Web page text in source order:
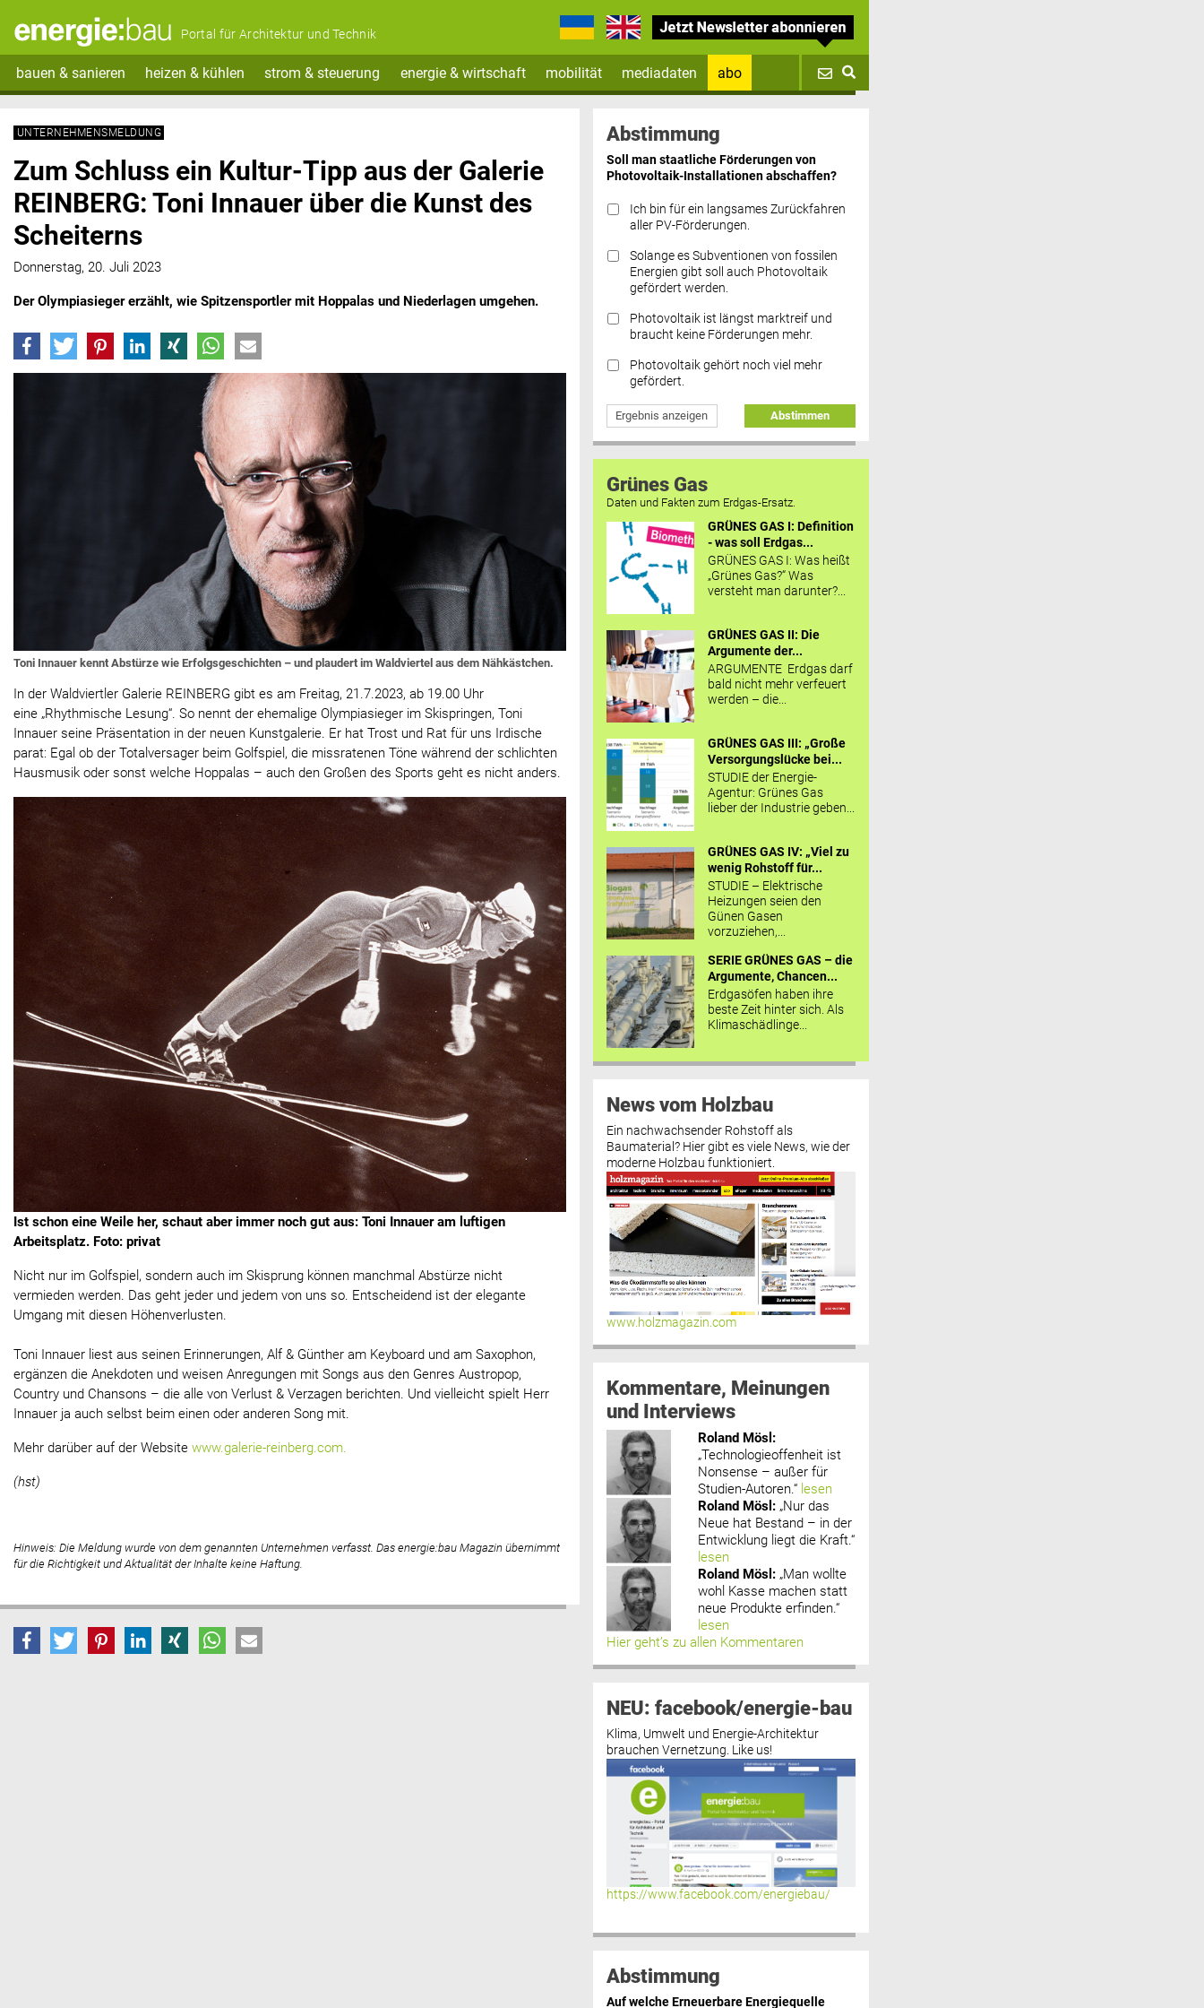
Portal für Architektur und Technik
bauen & sanieren heizen & kühlen strom & steuerung energie & wirtschaft mobilität mediadaten
abo
Datenschutz FAQs
UNTERNEHMENSMELDUNG
Zum Schluss ein Kultur-Tipp aus der Galerie
REINBERG: Toni Innauer über die Kunst des
Scheiterns
Donnerstag, 20. Juli 2023
Der Olympiasieger erzählt, wie Spitzensportler mit Hoppalas und Niederlagen umgehen.
Toni Innauer kennt Abstürze wie Erfolgsgeschichten – und plaudert im Waldviertel aus dem Nähkästchen.
In der Waldviertler Galerie REINBERG gibt es am Freitag, 21.7.2023, ab 19.00 Uhr
eine „Rhythmische Lesung“. So nennt der ehemalige Olympiasieger im Skispringen, Toni
Innauer seine Präsentation in der neuen Kunstgalerie. Er hat Trost und Rat für uns Irdische
parat: Egal ob der Totalversager beim Golfspiel, die missratenen Töne während der schlichten
Hausmusik oder sonst welche Hoppalas – auch den Großen des Sports geht es nicht anders.
Ist schon eine Weile her, schaut aber immer noch gut aus: Toni Innauer am luftigen
Arbeitsplatz. Foto: privat
Nicht nur im Golfspiel, sondern auch im Skisprung können manchmal Abstürze nicht
vermieden werden. Das geht jeder und jedem von uns so. Entscheidend ist der elegante
Umgang mit diesen Höhenverlusten.
Toni Innauer liest aus seinen Erinnerungen, Alf & Günther am Keyboard und am Saxophon,
ergänzen die Anekdoten und weisen Anregungen mit Songs aus den Genres Austropop,
Country und Chansons – die alle von Verlust & Verzagen berichten. Und vielleicht spielt Herr
Innauer ja auch selbst beim einen oder anderen Song mit.
Mehr darüber auf der Website www.galerie-reinberg.com.
(hst)
Hinweis: Die Meldung wurde von dem genannten Unternehmen verfasst. Das energie:bau Magazin übernimmt
für die Richtigkeit und Aktualität der Inhalte keine Haftung.
Abstimmung
Soll man staatliche Förderungen von
Photovoltaik-Installationen abschaffen?
Ich bin für ein langsames Zurückfahren
aller PV-Förderungen.
Solange es Subventionen von fossilen
Energien gibt soll auch Photovoltaik
gefördert werden.
Photovoltaik ist längst marktreif und
braucht keine Förderungen mehr.
Photovoltaik gehört noch viel mehr
gefördert.
Ergebnis anzeigen Abstimmen
Grünes Gas
Daten und Fakten zum Erdgas-Ersatz.
GRÜNES GAS I: Definition
- was soll Erdgas...
GRÜNES GAS I: Was heißt
„Grünes Gas?“ Was
versteht man darunter?...
GRÜNES GAS II: Die
Argumente der...
ARGUMENTE Erdgas darf
bald nicht mehr verfeuert
werden – die...
GRÜNES GAS III: „Große
Versorgungslücke bei...
STUDIE der Energie-
Agentur: Grünes Gas
lieber der Industrie geben...
GRÜNES GAS IV: „Viel zu
wenig Rohstoff für...
STUDIE – Elektrische
Heizungen seien den
Günen Gasen
vorzuziehen,...
SERIE GRÜNES GAS – die
Argumente, Chancen...
Erdgasöfen haben ihre
beste Zeit hinter sich. Als
Klimaschädlinge...
News vom Holzbau
Ein nachwachsender Rohstoff als
Baumaterial? Hier gibt es viele News, wie der
moderne Holzbau funktioniert.
www.holzmagazin.com
Kommentare, Meinungen
und Interviews
Roland Mösl :
„Technologieoffenheit ist
Nonsense – außer für
Studien-Autoren.“ lesen
Roland Mösl : „Nur das
Neue hat Bestand – in der
Entwicklung liegt die Kraft.“
lesen
Roland Mösl : „Man wollte
wohl Kasse machen statt
neue Produkte erfinden.“
lesen
Hier geht’s zu allen Kommentaren
NEU: facebook/energie-bau
Klima, Umwelt und Energie-Architektur
brauchen Vernetzung. Like us!
https://www.facebook.com/energiebau/
Abstimmung
Auf welche Erneuerbare Energiequelle